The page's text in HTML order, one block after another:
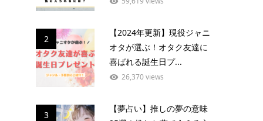
2
【2024年更新】現役ジャニ
オタが選ぶ！オタク友達に
喜ばれる誕生日プ...
26,370 views
3
【夢占い】推しの夢の意味